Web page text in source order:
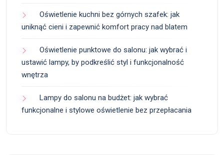
Oświetlenie kuchni bez górnych szafek: jak
uniknąć cieni i zapewnić komfort pracy nad blatem
Oświetlenie punktowe do salonu: jak wybrać i
ustawić lampy, by podkreślić styl i funkcjonalność
wnętrza
Lampy do salonu na budżet: jak wybrać
funkcjonalne i stylowe oświetlenie bez przepłacania